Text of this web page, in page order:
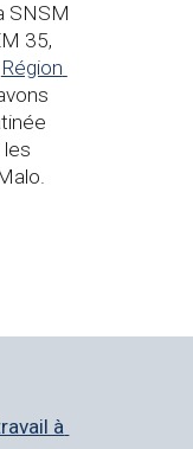
SNSM
35,
Région
à